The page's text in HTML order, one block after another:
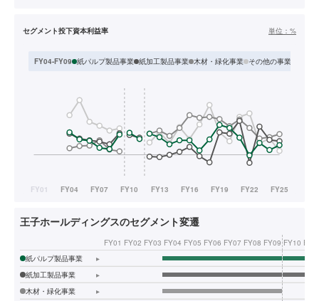
セグメント投下資本利益率 単位： %
FY04-FY09 紙パルプ製品事業 紙加工製品事業 木材・緑化事業 その他の事業
王子ホールディングスのセグメント変遷
FY01 FY02 FY03 FY04 FY05 FY06 FY07 FY08 FY09 FY10
紙パルプ製品事業
▸
紙加工製品事業
▸
木材・緑化事業
▸